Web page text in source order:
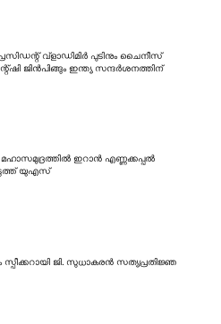
വ്‌ളാഡിമിർ പുടിനും ചൈനീസ്
ജിൻപിങ്ങും ഇന്ത്യ സന്ദർശനത്തിന്
ഇറാൻ എണ്ണക്കപ്പൽ
യുഎസ്
സ്പീക്കറായി ജി. സുധാകരൻ സത്യപ്രതിജ്ഞ